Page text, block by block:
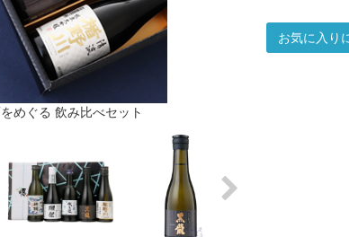
めぐる 飲み比べセット
お気に入り